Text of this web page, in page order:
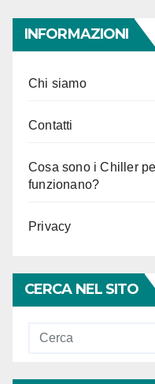
INFORMAZIONI
Chi siamo
Contatti
Cosa sono i Chiller
funzionano?
Privacy
CERCA NEL SITO